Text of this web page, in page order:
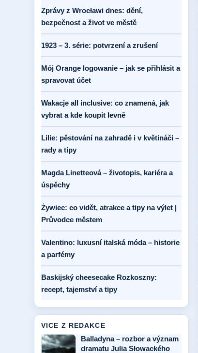
Zprávy z Wrocławi dnes: dění,
bezpečnost a život ve městě
1923 – 3. série: potvrzení a zrušení
Mój Orange logowanie – jak se přihlásit a
spravovat účet
Wakacje all inclusive: co znamená, jak
vybrat a kde koupit levně
Lilie: pěstování na zahradě i v květináči –
rady a tipy
Magda Linetteová – životopis, kariéra a
úspěchy
Żywiec: co vidět, atrakce a tipy na výlet |
Průvodce městem
Valentino: luxusní italská móda – historie
a parfémy
Baskijský cheesecake Rozkoszny:
recept, tajemství a tipy
VICE Z REDAKCE
Balladyna – rozbor a význam
dramatu Julia Słowackého